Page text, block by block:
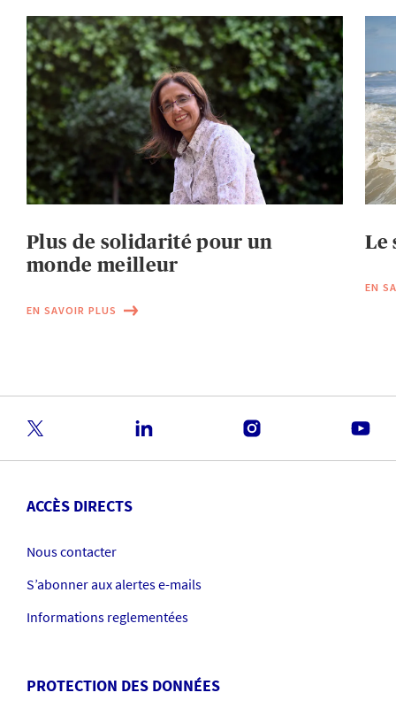
Plus de solidarité pour un
monde meilleur
EN SAVOIR PLUS
Le
EN
ACCÈS DIRECTS
Nous contacter
S’abonner aux alertes e-mails
Informations reglementées
PROTECTION DES DONNÉES